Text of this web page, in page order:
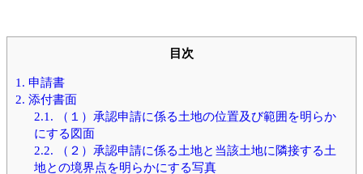
目次
1. 申請書
2. 添付書面
2.1. （１）承認申請に係る土地の位置及び範囲を明らか
にする図面
2.2. （２）承認申請に係る土地と当該土地に隣接する土
地との境界点を明らかにする写真